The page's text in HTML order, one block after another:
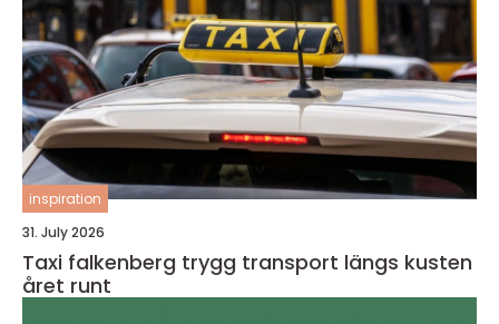
inspiration
31. July 2026
Taxi falkenberg trygg transport längs kusten
året runt